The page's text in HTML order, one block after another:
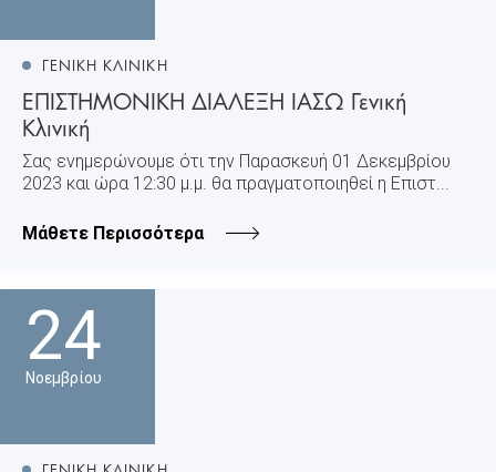
ΓΕΝΙΚΗ ΚΛΙΝΙΚΗ
ΕΠΙΣΤΗΜΟΝΙΚΗ ΔΙΑΛΕΞΗ ΙΑΣΩ Γενική
Κλινική
Σας ενημερώνουμε ότι την Παρασκευή 01 Δεκεμβρίου
2023 και ώρα 12:30 μ.μ. θα πραγματοποιηθεί η Επιστ...
Μάθετε Περισσότερα
24
Νοεμβρίου